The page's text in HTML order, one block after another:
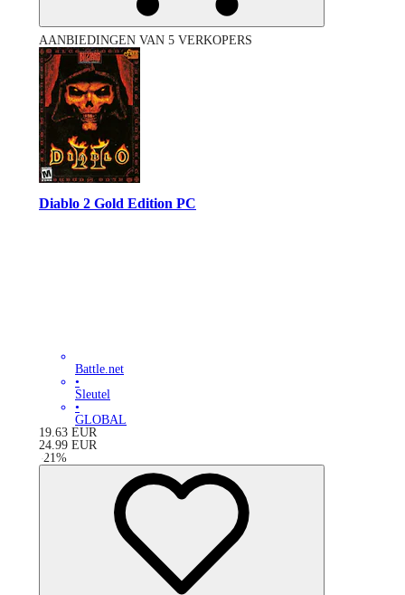
AANBIEDINGEN VAN 5 VERKOPERS
Diablo 2 Gold Edition PC
Battle.net
•
Sleutel
•
GLOBAL
19.63 EUR
24.99 EUR
-21%